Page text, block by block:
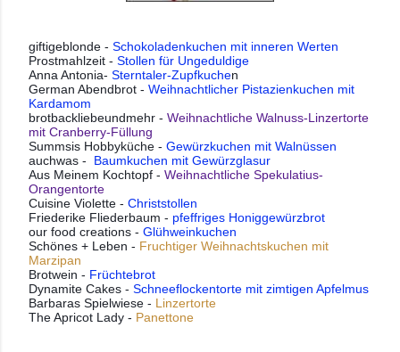
giftigeblonde - Schokoladenkuchen mit inneren Werten
Prostmahlzeit - Stollen für Ungeduldige
Anna Antonia- Sterntaler-Zupfkuchen
German Abendbrot - Weihnachtlicher Pistazienkuchen mit
Kardamom
brotbackliebeundmehr - Weihnachtliche Walnuss-Linzertorte
mit Cranberry-Füllung
Summsis Hobbyküche - Gewürzkuchen mit Walnüssen
auchwas - Baumkuchen mit Gewürzglasur
Aus Meinem Kochtopf - Weihnachtliche Spekulatius-
Orangentorte
Cuisine Violette - Christstollen
Friederike Fliederbaum - pfeffriges Honiggewürzbrot
our food creations - Glühweinkuchen
Schönes + Leben - Fruchtiger Weihnachtskuchen mit
Marzipan
Brotwein - Früchtebrot
Dynamite Cakes - Schneeflockentorte mit zimtigen Apfelmus
Barbaras Spielwiese - Linzertorte
The Apricot Lady - Panettone